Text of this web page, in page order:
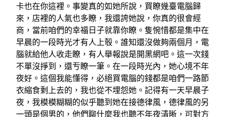
卡也在你這裡。事變真的如她所說，買瞭幾臺電腦歸
來，店裡的人氣也多瞭，我還誇她說，你真的很會經
商，當前咱們的幸福日子就靠你瞭。隻惋惜都是集中在
早晨的一段時光才有人上彀。誰知還沒做夠兩個月，電
腦就給他人收走瞭，有人舉報說是開黑網吧。這一次錢
不單沒掙到，還亐瞭一筆。在一段時光內，她心境不年
夜好。這個我能懂得，必絕買電腦的錢都是咱們一路節
衣縮食剩上去的，我也從不埋怨她。記得有一天早晨子
夜，我模模糊糊的似乎聽到她在接德律風，德律風的另
一頭是個男的，他們聊什麼我也聽不年夜清晰，可對方